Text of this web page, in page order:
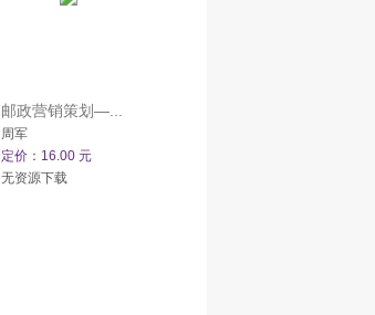
邮政营销策划—...
周军
定价：16.00 元
无资源下载